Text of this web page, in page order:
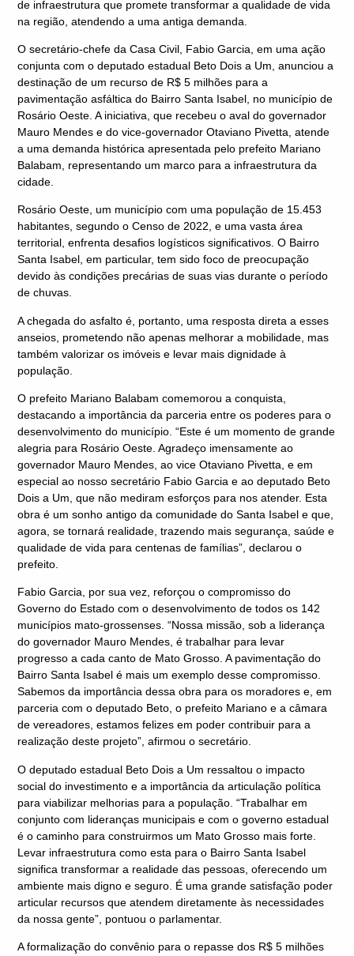
de infraestrutura que promete transformar a qualidade de vida
na região, atendendo a uma antiga demanda.
O secretário-chefe da Casa Civil, Fabio Garcia, em uma ação
conjunta com o deputado estadual Beto Dois a Um, anunciou a
destinação de um recurso de R$ 5 milhões para a
pavimentação asfáltica do Bairro Santa Isabel, no município de
Rosário Oeste. A iniciativa, que recebeu o aval do governador
Mauro Mendes e do vice-governador Otaviano Pivetta, atende
a uma demanda histórica apresentada pelo prefeito Mariano
Balabam, representando um marco para a infraestrutura da
cidade.
Rosário Oeste, um município com uma população de 15.453
habitantes, segundo o Censo de 2022, e uma vasta área
territorial, enfrenta desafios logísticos significativos. O Bairro
Santa Isabel, em particular, tem sido foco de preocupação
devido às condições precárias de suas vias durante o período
de chuvas.
A chegada do asfalto é, portanto, uma resposta direta a esses
anseios, prometendo não apenas melhorar a mobilidade, mas
também valorizar os imóveis e levar mais dignidade à
população.
O prefeito Mariano Balabam comemorou a conquista,
destacando a importância da parceria entre os poderes para o
desenvolvimento do município. “Este é um momento de grande
alegria para Rosário Oeste. Agradeço imensamente ao
governador Mauro Mendes, ao vice Otaviano Pivetta, e em
especial ao nosso secretário Fabio Garcia e ao deputado Beto
Dois a Um, que não mediram esforços para nos atender. Esta
obra é um sonho antigo da comunidade do Santa Isabel e que,
agora, se tornará realidade, trazendo mais segurança, saúde e
qualidade de vida para centenas de famílias”, declarou o
prefeito.
Fabio Garcia, por sua vez, reforçou o compromisso do
Governo do Estado com o desenvolvimento de todos os 142
municípios mato-grossenses. “Nossa missão, sob a liderança
do governador Mauro Mendes, é trabalhar para levar
progresso a cada canto de Mato Grosso. A pavimentação do
Bairro Santa Isabel é mais um exemplo desse compromisso.
Sabemos da importância dessa obra para os moradores e, em
parceria com o deputado Beto, o prefeito Mariano e a câmara
de vereadores, estamos felizes em poder contribuir para a
realização deste projeto”, afirmou o secretário.
O deputado estadual Beto Dois a Um ressaltou o impacto
social do investimento e a importância da articulação política
para viabilizar melhorias para a população. “Trabalhar em
conjunto com lideranças municipais e com o governo estadual
é o caminho para construirmos um Mato Grosso mais forte.
Levar infraestrutura como esta para o Bairro Santa Isabel
significa transformar a realidade das pessoas, oferecendo um
ambiente mais digno e seguro. É uma grande satisfação poder
articular recursos que atendem diretamente às necessidades
da nossa gente”, pontuou o parlamentar.
A formalização do convênio para o repasse dos R$ 5 milhões